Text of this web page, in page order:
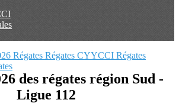
Régates Régates CYYCCI Régates
des régates région Sud -
Ligue 112